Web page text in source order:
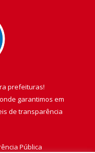
prefeituras!
garantimos em
de transparência
Pública